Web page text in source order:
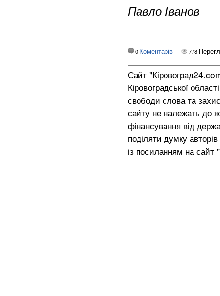
Павло Іванов
0 Коментарів 778
Сайт
Кіровоградської
свободи слова та
сайту не належать до
фінансування від
поділяти думку
із посиланням на сайт